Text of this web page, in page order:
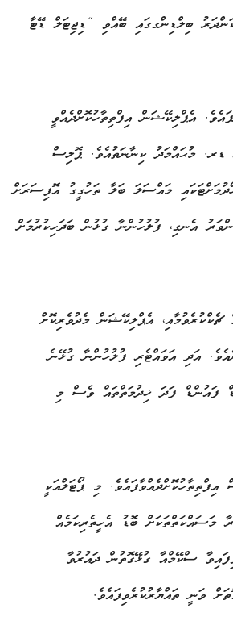
ބިލްޑިންގގައި ބޭއްވި “ޑިޖިޓަލް ޑޭޓާ
އެޕްލިކޭޝަން އިފްތިތާހުކޮށްދެއްވީ
މުޙައްމަދު ކިނާނަތުއެވެ. ޕޮލިސް
މައްސަލަ ބަލާ ތަހުގީގު އޮފިސަރަށް
އެނގި، ފުލުހުންނާ ގުޅުން ބަދަހިކުރުމަށް
އެޕްލިކޭޝަން މެދުވެރިކޮށް
އަދި އަވައްޓެރި ފުލުހުންނާ ގުޅޭނެ
ފައުންޑް ފަދަ ޚިދުމަތްތައް ވެސް މި
މި ޕޯޓަލްއަކީ
މަސައްކަތްތަކަށް ބޮޑު އެހީތެރިކަމެއް
ސްކޭމްއާ ގުޅޭގޮތުން ދައުރުވާ
ވަނީ ތައްޔާރުކުރެވިފައެވެ.